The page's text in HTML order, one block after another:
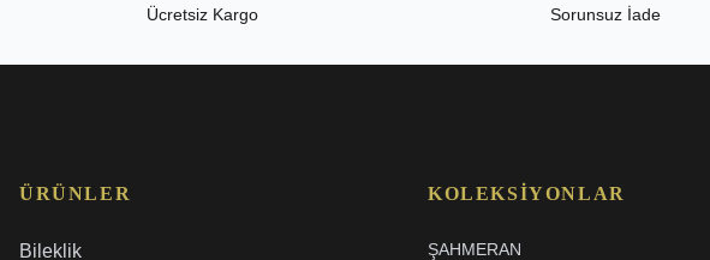
Ücretsiz Kargo Sorunsuz İade
ÜRÜNLER
Bileklik
KOLEKSIYONLAR
ŞAHMERAN